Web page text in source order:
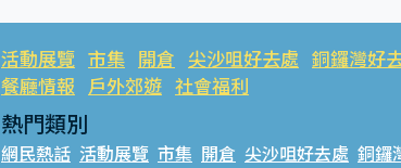
活動展覽 市集 開倉 尖沙咀好去處 銅鑼灣好
餐廳情報 戶外郊遊 社會福利
熱門類別
網民熱話 活動展覽 市集 開倉 尖沙咀好去處 銅鑼